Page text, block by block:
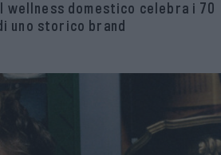
wellness domestico celebra i 70
uno storico brand